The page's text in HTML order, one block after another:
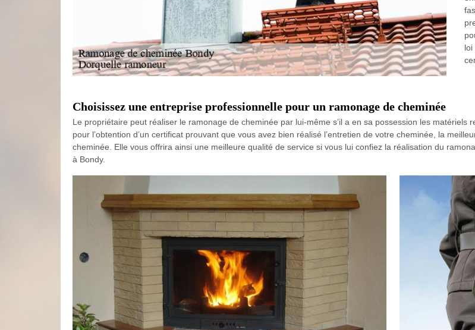
loi
Choisissez une entreprise professionnelle pour un ramonage de cheminée
Le propriétaire peut réaliser le ramonage de cheminée par lui-même s’il a en sa possession les
pour l’obtention d’un certificat prouvant que vous avez bien réalisé l’entretien de votre cheminée, la
cheminée. Elle vous offrira ainsi une meilleure qualité de service si vous lui confiez la réalisation du
à Bondy.